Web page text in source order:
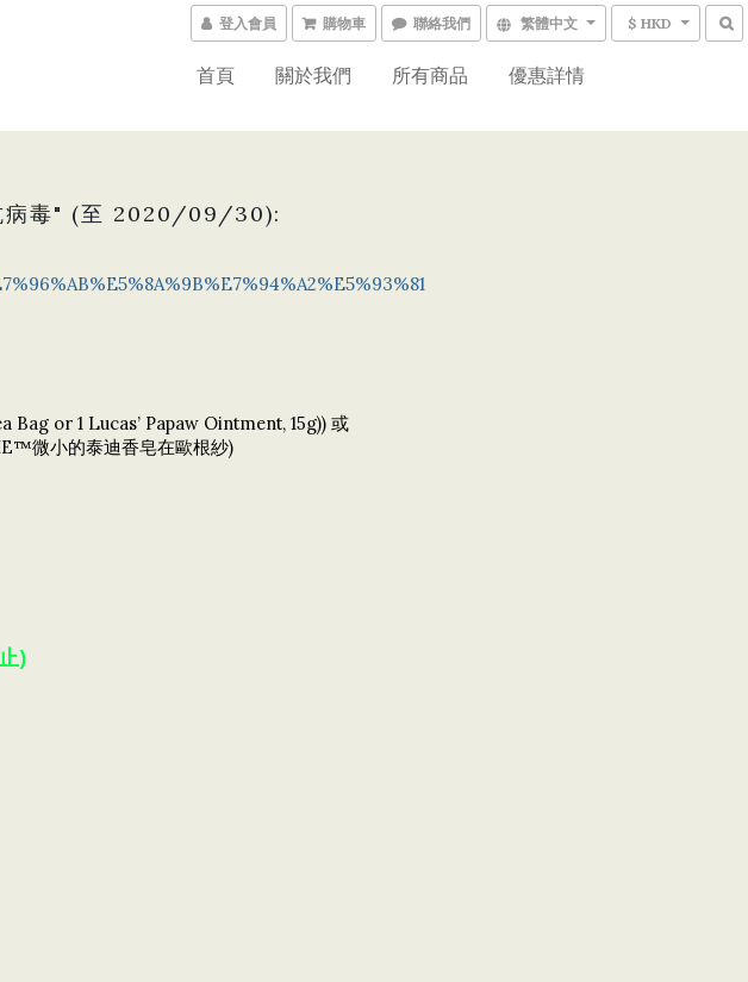
登入會員 購物車 聯絡我們 繁體中文 $ HKD
首頁 關於我們 所有商品 優惠詳情
病毒" (至 2020/09/30):
Bag or 1 Lucas’ Papaw Ointment, 15g)) 或
微小的泰迪香皂在歐根紗)
)